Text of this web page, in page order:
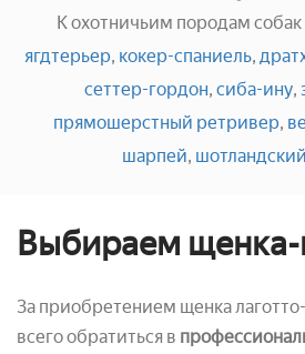
К охотничьим породам собак
ягдтерьер, кокер-спаниель,
сеттер-гордон, сиба-ину,
прямошерстный ретривер,
шарпей,
Выбираем щенка-
За приобретением щенка
всего обратиться в